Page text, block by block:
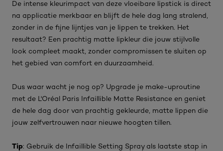
De intense kleurimpact van deze vloeibare lipstick is direct
na applicatie merkbaar en blijft de hele dag lang stralend,
zonder in de fijne lijntjes van je lippen te trekken. Het
resultaat? Een prachtig matte lipkleur die jouw stijlvolle
look compleet maakt, zonder compromissen te sluiten op
het gebied van comfort en duurzaamheid.
Dus waar wacht je nog op? Upgrade je make-uproutine
met de L'Oréal Paris Infaillible Matte Resistance en geniet
de hele dag door van prachtig gekleurde, matte lippen die
jouw zelfvertrouwen naar nieuwe hoogten tillen.
Tip: Gebruik de Infaillible Setting Spray als laatste stap in